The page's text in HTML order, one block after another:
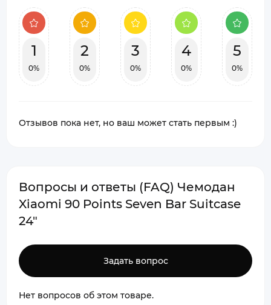
1
0%
2
0%
3
0%
4
0%
5
0%
Отзывов пока нет, но ваш может стать первым :)
Вопросы и ответы (FAQ) Чемодан
Xiaomi 90 Points Seven Bar Suitcase
24"
Задать вопрос
Нет вопросов об этом товаре.